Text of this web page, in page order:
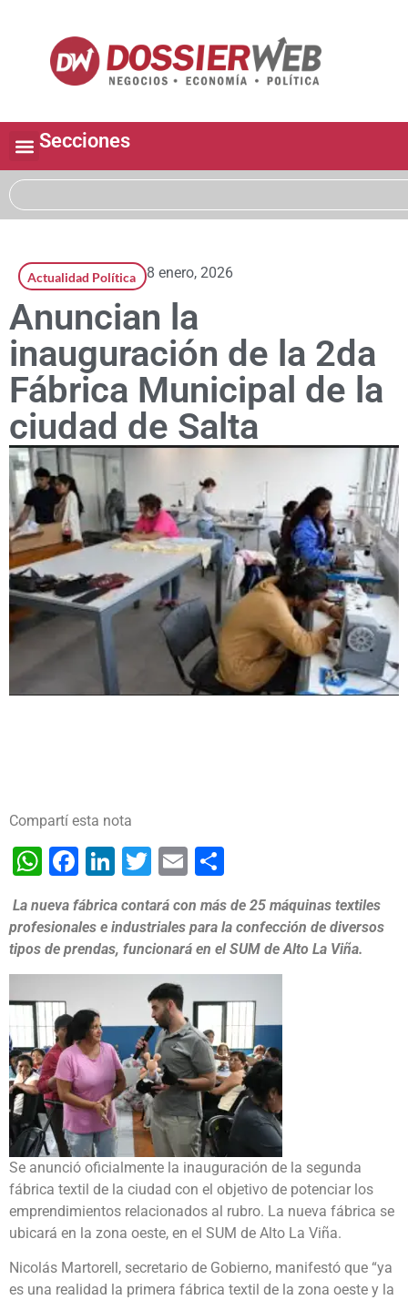
Secciones
Actualidad Política 8 enero, 2026
Anuncian la
inauguración de la 2da
Fábrica Municipal de la
ciudad de Salta
Compartí esta nota
WhatsApp
Facebook
LinkedIn
TwitterEmail
La nueva fábrica contará con más de 25 máquinas textiles
profesionales e industriales para la confección de diversos
tipos de prendas, funcionará en el SUM de Alto La Viña.
Se anunció oficialmente la inauguración de la segunda
fábrica textil de la ciudad con el objetivo de potenciar los
emprendimientos relacionados al rubro. La nueva fábrica se
ubicará en la zona oeste, en el SUM de Alto La Viña.
Nicolás Martorell, secretario de Gobierno, manifestó que “ya
es una realidad la primera fábrica textil de la zona oeste y la